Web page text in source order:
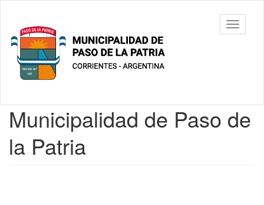
contenido
principal
Municipalidad
de Paso De
La Patria
barra
Contenido
principal
Municipalidad de Paso de
la Patria